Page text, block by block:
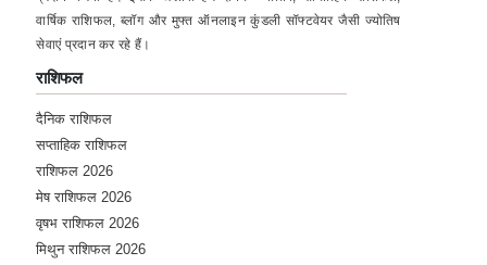
वार्षिक राशिफल, ब्लॉग और मुफ्त ऑनलाइन कुंडली सॉफ्टवेयर जैसी ज्योतिष
सेवाएं प्रदान कर रहे हैं।
राशिफल
दैनिक राशिफल
सप्ताहिक राशिफल
राशिफल 2026
मेष राशिफल 2026
वृषभ राशिफल 2026
मिथुन राशिफल 2026